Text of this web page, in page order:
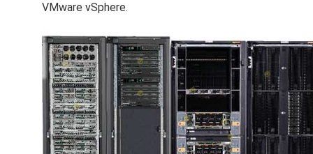
VMware vSphere.